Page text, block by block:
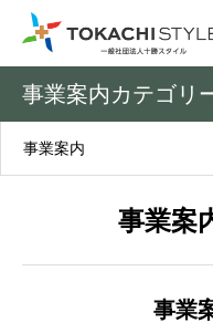
事業案内カテゴリ
事業案内
事業案
事業